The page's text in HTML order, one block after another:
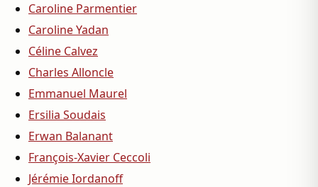
Caroline Parmentier
Caroline Yadan
Céline Calvez
Charles Alloncle
Emmanuel Maurel
Ersilia Soudais
Erwan Balanant
François-Xavier Ceccoli
Jérémie Iordanoff